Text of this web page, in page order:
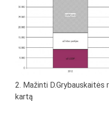
2. Mažinti D.Grybauskaitės
kartą